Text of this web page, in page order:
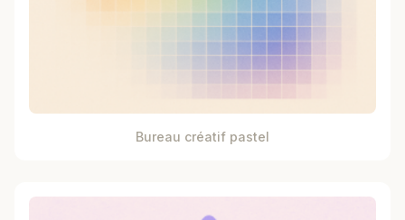
Bureau créatif pastel